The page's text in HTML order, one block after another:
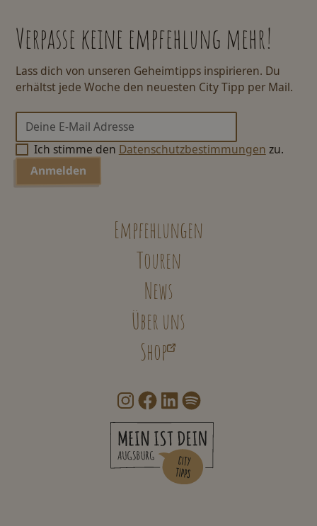
Empfehlungen
Touren
News
Über uns
Shop
Verpasse keine empfehlung mehr!
Lass dich von unseren Geheimtipps inspirieren. Du
erhältst jede Woche den neuesten City Tipp per Mail.
Ich stimme den Datenschutzbestimmungen zu.